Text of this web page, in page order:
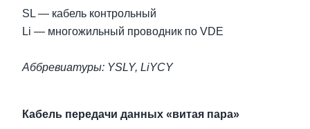
SL — кабель контрольный
Li — многожильный проводник по VDE
Аббревиатуры: YSLY, LiYCY
Кабель передачи данных «витая пара»